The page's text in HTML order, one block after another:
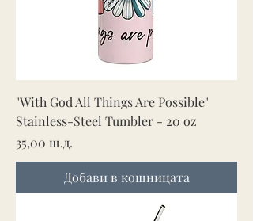
"With God All Things Are Possible"
Stainless-Steel Tumbler - 20 oz
Цена
35,00 щ.д.
Добави в кошницата